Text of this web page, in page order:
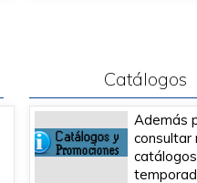
Catálogos
Además
consultar